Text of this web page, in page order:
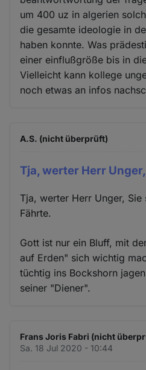
um 400 uz in algerien
die gesamte ideologie in
haben konnte. Was
einer einflußgröße bis in
Vielleicht kann kollege
noch etwas an infos
A.S. (nicht überprüft)
Tja, werter Herr
Tja, werter Herr Unger,
Fährte.
Gott ist nur ein Bluff, mit
auf Erden" sich wichtig
tüchtig ins Bockshorn
seiner "Diener".
Frans Joris Fabri (nicht
Sa. 18 Jul 2020 - 10:44